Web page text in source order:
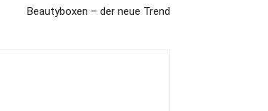
Beautyboxen – der neue Trend